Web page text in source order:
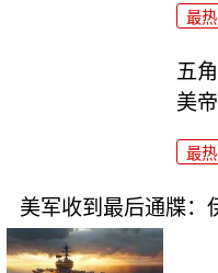
最热
五
美
最热
美军收到最后通牒：